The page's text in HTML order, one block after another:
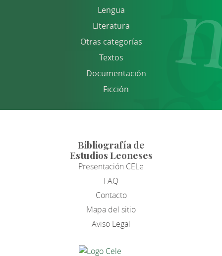
Lengua
Literatura
Otras categorías
Textos
Documentación
Ficción
Bibliografía de
Estudios Leoneses
Presentación CELe
FAQ
Contacto
Mapa del sitio
Aviso Legal